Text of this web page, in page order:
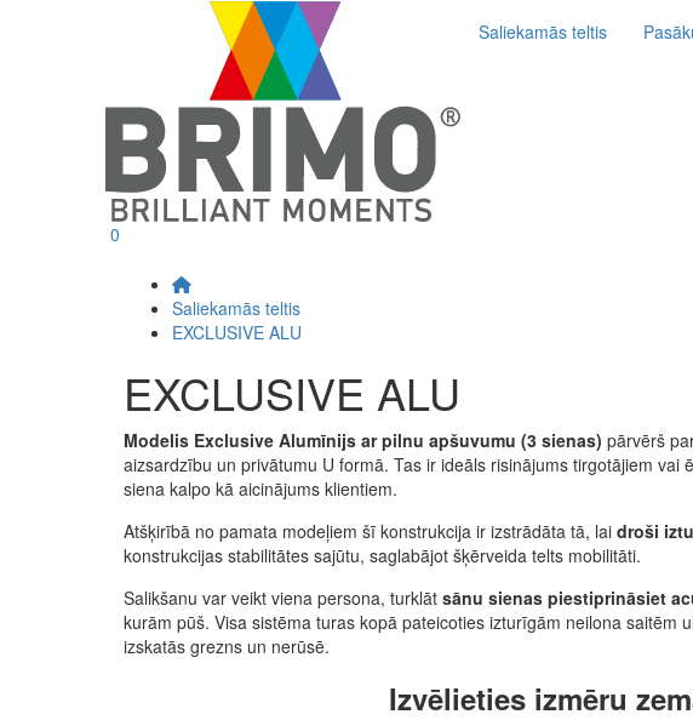
0
Saliekamās teltis
Saliekamās teltis
EXCLUSIVE ALU
EXCLUSIVE ALU
Modelis Exclusive Alumīnijs ar pilnu apšuvumu (3 sienas) pārvērš
aizsardzību un privātumu U formā. Tas ir ideāls risinājums tirgotājiem
siena kalpo kā aicinājums klientiem.
Atšķirībā no pamata modeļiem šī konstrukcija ir izstrādāta tā, lai droši
konstrukcijas stabilitātes sajūtu, saglabājot šķērveida telts mobilitāti.
Salikšanu var veikt viena persona, turklāt sānu sienas piestiprināsiet
kurām pūš. Visa sistēma turas kopā pateicoties izturīgām neilona saitēm
izskatās grezns un nerūsē.
Izvēlieties izmēru